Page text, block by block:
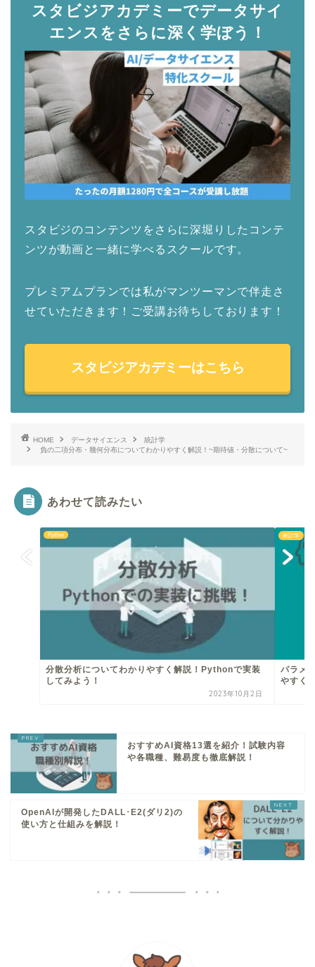
スタビジアカデミーでデータサイ
エンスをさらに深く学ぼう！
スタビジのコンテンツをさらに深堀りしたコンテ
ンツが動画と一緒に学べるスクールです。
プレミアムプランでは私がマンツーマンで伴走さ
せていただきます！ご受講お待ちしております！
スタビジアカデミーはこちら
HOME データサイエンス
統計学
負の二項分布・幾何分布についてわかりやすく解説！~期待値・分散について~
あわせて読みたい
Python
分散分析についてわかりやすく解説！Pythonで実装
してみよう！
2023年10月2日
統計学
パラメ
やすく
おすすめAI資格13選を紹介！試験内容
や各職種、難易度も徹底解説！
OpenAIが開発したDALL･E2(ダリ2)の
使い方と仕組みを解説！